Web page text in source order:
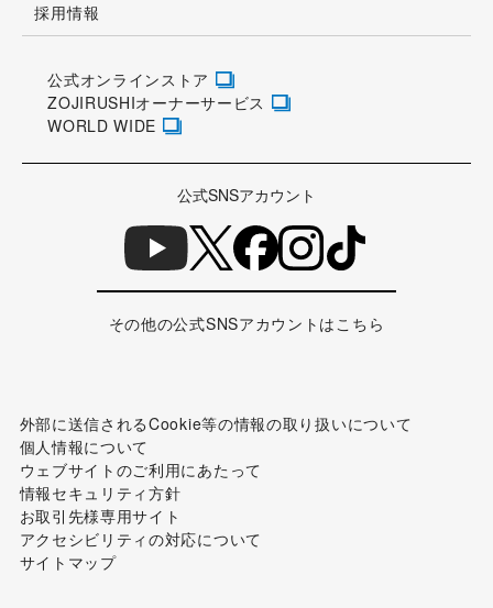
採用情報
公式オンラインストア
ZOJIRUSHIオーナーサービス
WORLD WIDE
公式SNSアカウント
その他の公式SNSアカウントはこちら
外部に送信されるCookie等の情報の取り扱いについて
個人情報について
ウェブサイトのご利用にあたって
情報セキュリティ方針
お取引先様専用サイト
アクセシビリティの対応について
サイトマップ